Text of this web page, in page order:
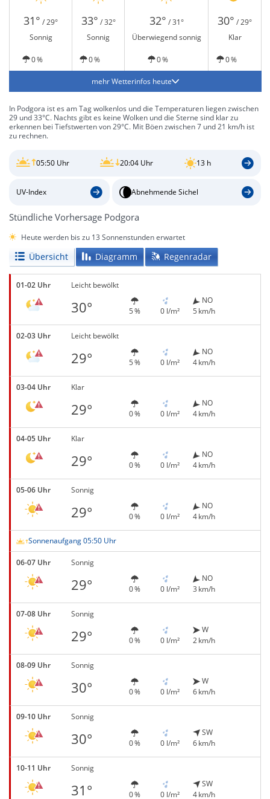
31° / 29° 33° / 32° 32° / 31° 30° / 29°
Sonnig
Sonnig Überwiegend sonnig Klar
0 % 0 % 0 % 0 %
mehr Wetterinfos heute
In Podgora ist es am Tag wolkenlos und die Temperaturen liegen zwischen
29 und 33°C. Nachts gibt es keine Wolken und die Sterne sind klar zu
erkennen bei Tiefstwerten von 29°C. Mit Böen zwischen 7 und 21 km/h ist
zu rechnen.
05:50 Uhr 20:04 Uhr 13 h
UV-Index Abnehmende Sichel
Stündliche Vorhersage Podgora
Heute werden bis zu 13 Sonnenstunden erwartet
Übersicht Diagramm Regenradar
01-02 Uhr Leicht bewölkt
30° 5 % 0 l/m²
NO
5 km/h
02-03 Uhr Leicht bewölkt
29° 5 % 0 l/m²
NO
4 km/h
03-04 Uhr Klar
29° 0 % 0 l/m²
NO
4 km/h
04-05 Uhr Klar
29° 0 % 0 l/m²
NO
4 km/h
05-06 Uhr Sonnig
29° 0 % 0 l/m²
NO
4 km/h
Sonnenaufgang 05:50 Uhr
06-07 Uhr Sonnig
29° 0 % 0 l/m²
NO
3 km/h
07-08 Uhr Sonnig
29° 0 % 0 l/m²
W
2 km/h
08-09 Uhr Sonnig
30° 0 % 0 l/m²
W
6 km/h
09-10 Uhr Sonnig
30° 0 % 0 l/m²
SW
6 km/h
10-11 Uhr Sonnig
31° 0 % 0 l/m²
SW
4 km/h